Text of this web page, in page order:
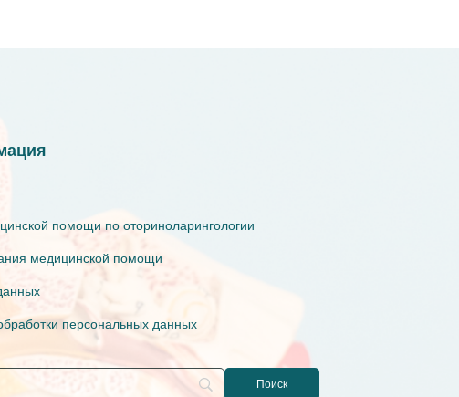
помощи по оториноларингологии
медицинской помощи
персональных данных